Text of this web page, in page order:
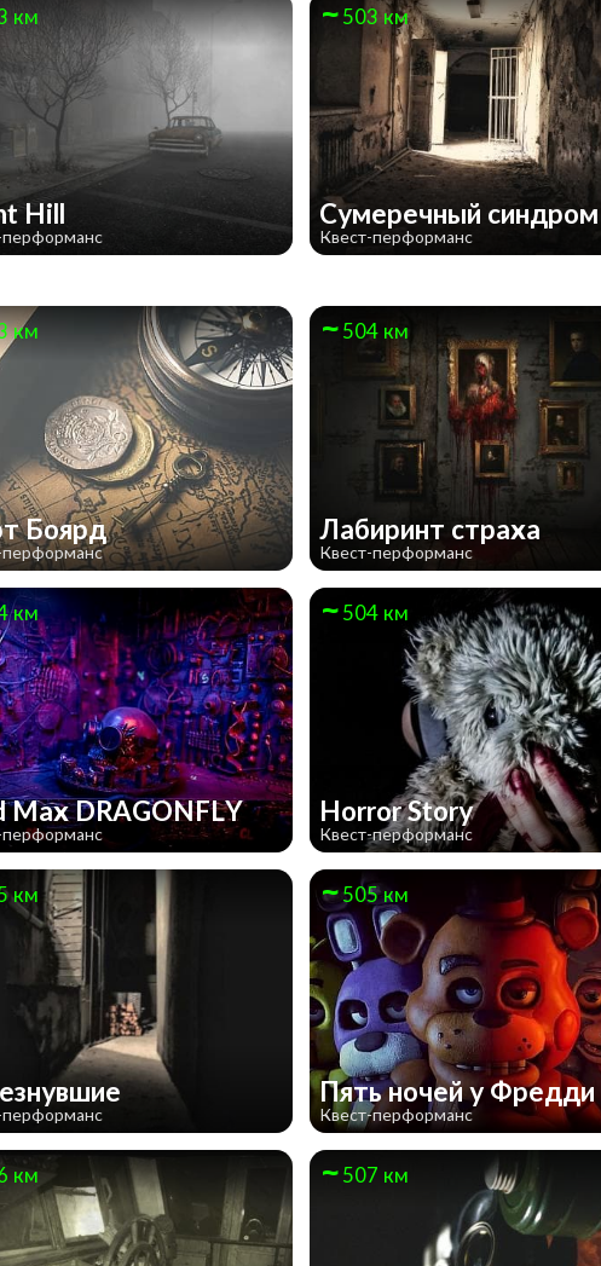
км
Hill
перформанс
503 км
Сумеречный синдром
Квест-перформанс
км
Боярд
перформанс
504 км
Лабиринт страха
Квест-перформанс
км
Max DRAGONFLY
перформанс
504 км
Horror Story
Квест-перформанс
км
перформанс
505 км
Пять ночей у Фредди
Квест-перформанс
км 507 км